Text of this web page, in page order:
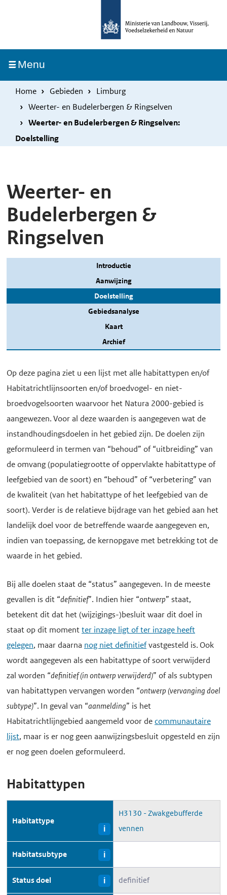
inhoud
gaan
MenuIngeklapt
Home Gebieden
Limburg
Weerter- en Budelerbergen & Ringselven
Weerter- en Budelerbergen & Ringselven:
Doelstelling
Weerter- en
Budelerbergen &
Ringselven
Introductie
Aanwijzing
Doelstelling
Gebiedsanalyse
Kaart
Archief
Op deze pagina ziet u een lijst met alle habitattypen en/of
Habitatrichtlijnsoorten en/of broedvogel- en niet-
broedvogelsoorten waarvoor het Natura 2000-gebied is
aangewezen. Voor al deze waarden is aangegeven wat de
instandhoudingsdoelen in het gebied zijn. De doelen zijn
geformuleerd in termen van “behoud” of “uitbreiding” van
de omvang (populatiegrootte of oppervlakte habitattype of
leefgebied van de soort) en “behoud” of “verbetering” van
de kwaliteit (van het habitattype of het leefgebied van de
soort). Verder is de relatieve bijdrage van het gebied aan het
landelijk doel voor de betreffende waarde aangegeven en,
indien van toepassing, de kernopgave met betrekking tot de
waarde in het gebied.
Bij alle doelen staat de “status” aangegeven. In de meeste
gevallen is dit “definitief”. Indien hier “ontwerp” staat,
betekent dit dat het (wijzigings-)besluit waar dit doel in
staat op dit momentter inzage ligt of ter inzage heeft
gelegen, maar daarna nog niet definitiefvastgesteld is. Ook
wordt aangegeven als een habitattype of soort verwijderd
zal worden “definitief (in ontwerp verwijderd)” of als subtypen
van habitattypen vervangen worden “ontwerp (vervanging doel
subtype)”. In geval van “aanmelding” is het
Habitatrichtlijngebied aangemeld voor decommunautaire
lijst, maar is er nog geen aanwijzingsbesluit opgesteld en zijn
er nog geen doelen geformuleerd.
Habitattypen
Habitattype
i
H3130 - Zwakgebufferde
vennen
Habitatsubtype i
Status doel i definitief